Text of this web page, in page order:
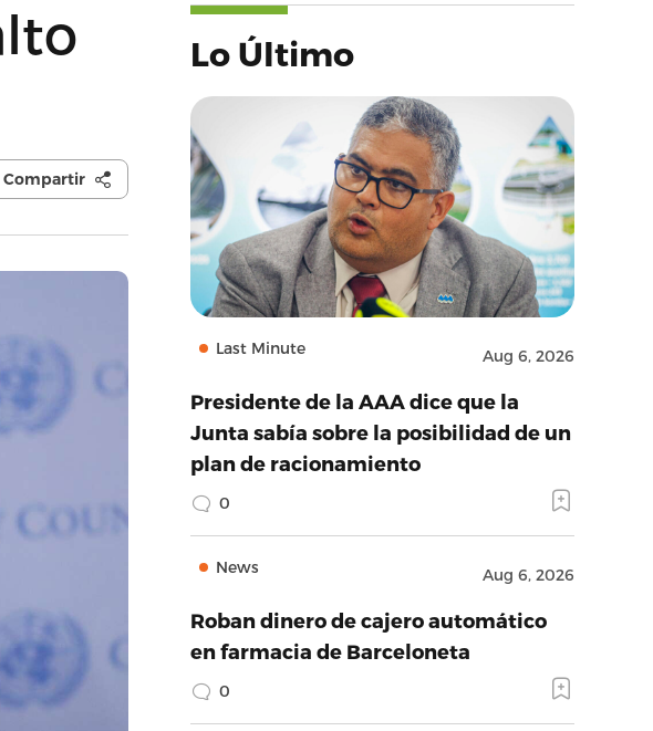
Compartir
Lo Último
Last Minute Aug 6, 2026
Presidente de la AAA dice que la
Junta sabía sobre la posibilidad de un
plan de racionamiento
0
News Aug 6, 2026
Roban dinero de cajero automático
en farmacia de Barceloneta
0